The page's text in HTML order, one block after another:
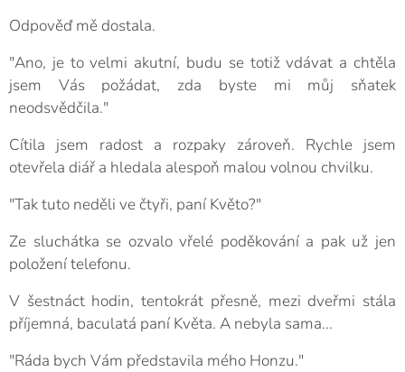
Odpověď mě dostala.
"Ano, je to velmi akutní, budu se totiž vdávat a chtěla
jsem Vás požádat, zda byste mi můj sňatek
neodsvědčila."
Cítila jsem radost a rozpaky zároveň. Rychle jsem
otevřela diář a hledala alespoň malou volnou chvilku.
"Tak tuto neděli ve čtyři, paní Květo?"
Ze sluchátka se ozvalo vřelé poděkování a pak už jen
položení telefonu.
V šestnáct hodin, tentokrát přesně, mezi dveřmi stála
příjemná, baculatá paní Květa. A nebyla sama...
"Ráda bych Vám představila mého Honzu."